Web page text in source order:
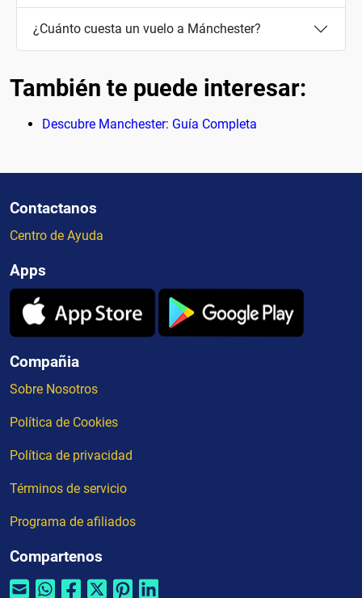
¿Cuánto cuesta un vuelo a Mánchester?
También te puede interesar:
Descubre Manchester: Guía Completa
Contactanos
Centro de Ayuda
Apps
Compañia
Sobre Nosotros
Política de Cookies
Política de privacidad
Términos de servicio
Programa de afiliados
Compartenos